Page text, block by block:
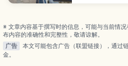
※ 文章内容基于撰写时的信息，可能与当前情
布内容的准确性和完整性，敬请谅解。
广告
本文可能包含广告（联盟链接），通过
金。